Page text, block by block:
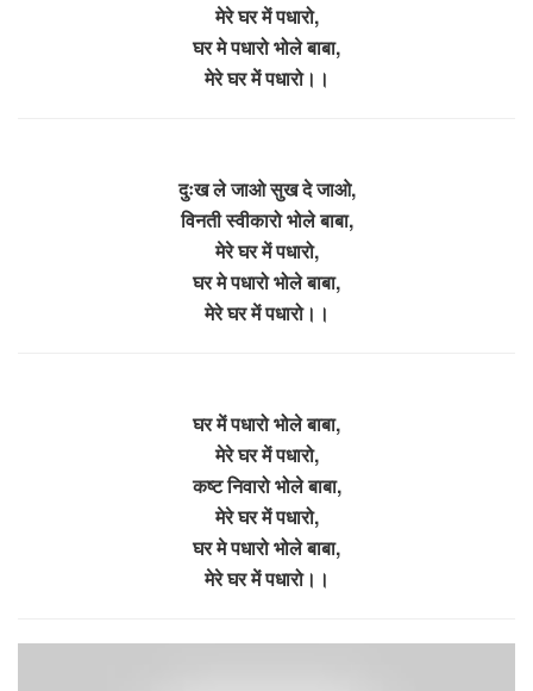
मेरे घर में पधारो,
घर मे पधारो भोले बाबा,
मेरे घर में पधारो।।
दुःख ले जाओ सुख दे जाओ,
विनती स्वीकारो भोले बाबा,
मेरे घर में पधारो,
घर मे पधारो भोले बाबा,
मेरे घर में पधारो।।
घर में पधारो भोले बाबा,
मेरे घर में पधारो,
कष्ट निवारो भोले बाबा,
मेरे घर में पधारो,
घर मे पधारो भोले बाबा,
मेरे घर में पधारो।।